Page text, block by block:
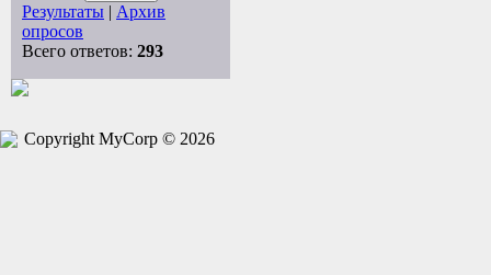
Результаты | Архив
опросов
Всего ответов: 293
Copyright MyCorp © 2026